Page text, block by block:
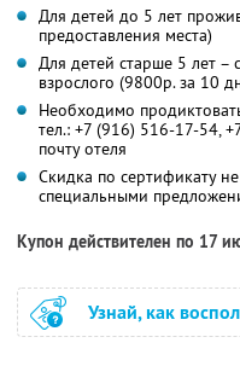
Для детей до 5 лет
предоставления места)
Для детей старше 5 лет –
взрослого (9800р. за 10
Необходимо
тел.: +7 (916) 516-17-54,
почту отеля
Скидка по сертификату
специальными
Купон действителен по 17
Узнай, как